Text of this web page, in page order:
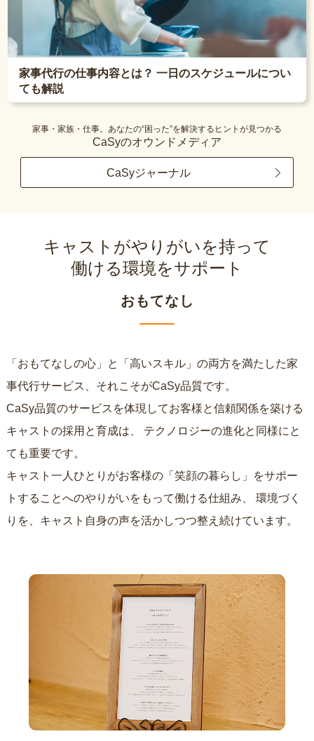
家事代行の仕事内容とは？ 一日のスケジュールについ
ても解説
家事・家族・仕事。あなたの“困った”を解決するヒントが見つかる
CaSyのオウンドメディア
CaSyジャーナル
キャストがやりがいを持って
働ける環境をサポート
おもてなし
「おもてなしの心」と「高いスキル」の両方を満たした家
事代行サービス、それこそがCaSy品質です。
CaSy品質のサービスを体現してお客様と信頼関係を築ける
キャストの採用と育成は、
ても重要です。
キャスト一人ひとりがお客様の「笑顔の暮らし」をサポー
トすることへのやりがいをもって働ける仕組み、
りを、キャスト自身の声を活かしつつ整え続けています。